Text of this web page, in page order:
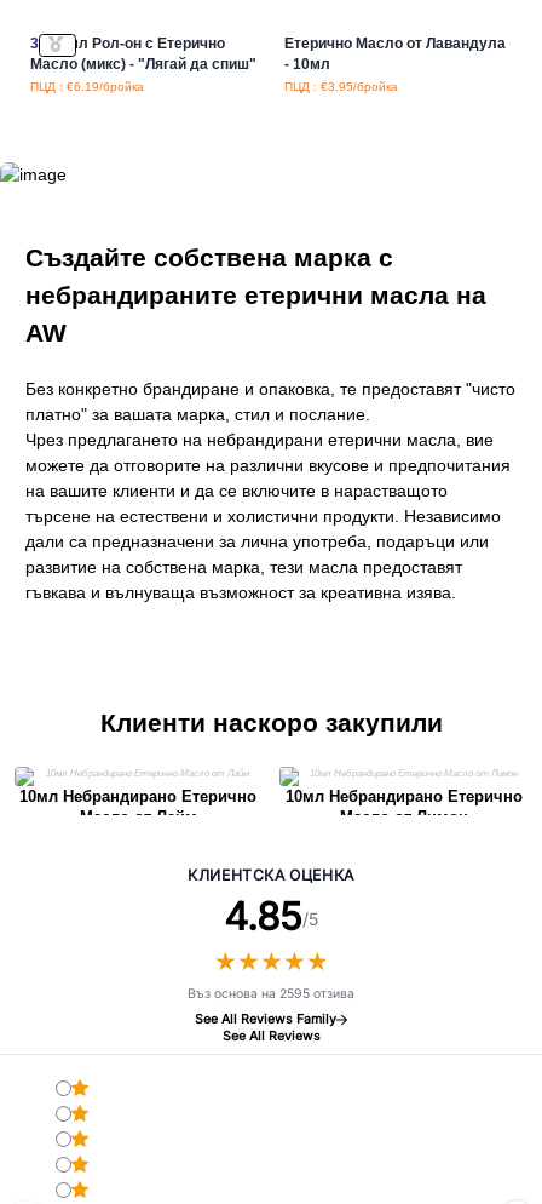
3x 10мл Рол-он с Етерично
Масло (микс) - "Лягай да спиш"
ПЦД : €6.19/бройка
Етерично Масло от Лавандула
- 10мл
ПЦД : €3.95/бройка
Създайте собствена марка с
небрандираните етерични масла на
AW
Без конкретно брандиране и опаковка, те предоставят "чисто
платно" за вашата марка, стил и послание.
Чрез предлагането на небрандирани етерични масла, вие
можете да отговорите на различни вкусове и предпочитания
на вашите клиенти и да се включите в нарастващото
търсене на естествени и холистични продукти. Независимо
дали са предназначени за лична употреба, подаръци или
развитие на собствена марка, тези масла предоставят
гъвкава и вълнуваща възможност за креативна изява.
Клиенти наскоро закупили
10мл Небрандирано Етерично
Масло от Лайм
10мл Небрандирано Етерично
Масло от Лимон
КЛИЕНТСКА ОЦЕНКА
4.85/5
★★★★★
★★★★★
Въз основа на 2595 отзива
See All Reviews Family
See All Reviews